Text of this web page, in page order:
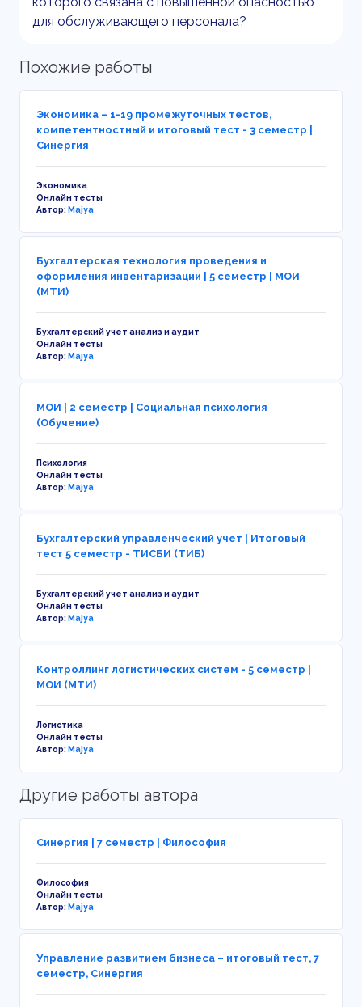
для обслуживающего персонала?
Похожие работы
Экономика – 1-19 промежуточных тестов,
компетентностный и итоговый тест - 3 семестр |
Синергия
Экономика
Онлайн тесты
Автор:Majya
Бухгалтерская технология проведения и
оформления инвентаризации | 5 семестр | МОИ
(МТИ)
Бухгалтерский учет анализ и аудит
Онлайн тесты
Автор:Majya
МОИ | 2 семестр | Социальная психология
(Обучение)
Психология
Онлайн тесты
Автор:Majya
Бухгалтерский управленческий учет | Итоговый
тест 5 семестр - ТИСБИ (ТИБ)
Бухгалтерский учет анализ и аудит
Онлайн тесты
Автор:Majya
Контроллинг логистических систем - 5 семестр |
МОИ (МТИ)
Логистика
Онлайн тесты
Автор:Majya
Другие работы автора
Синергия | 7 семестр | Философия
Философия
Онлайн тесты
Автор:Majya
Управление развитием бизнеса – итоговый тест, 7
семестр, Синергия